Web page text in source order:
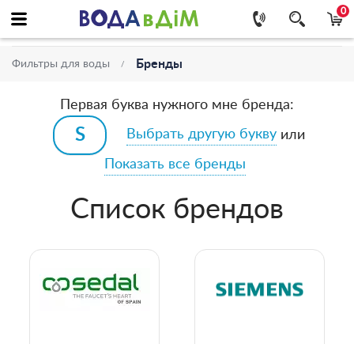
0
Фильтры для воды Бренды
Первая буква нужного мне бренда:
Выбрать другую букву или
Показать все бренды
Список брендов